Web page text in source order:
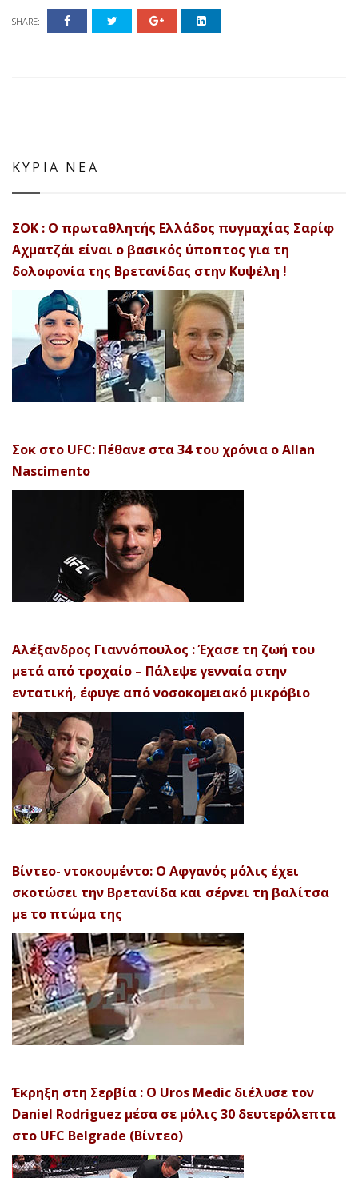
SHARE:
ΚΥΡΙΑ ΝΕΑ
ΣΟΚ : Ο πρωταθλητής Ελλάδος πυγμαχίας Σαρίφ
Αχματζάι είναι ο βασικός ύποπτος για τη
δολοφονία της Βρετανίδας στην Κυψέλη !
Σοκ στο UFC: Πέθανε στα 34 του χρόνια ο Allan
Nascimento
Αλέξανδρος Γιαννόπουλος : Έχασε τη ζωή του
μετά από τροχαίο – Πάλεψε γενναία στην
εντατική, έφυγε από νοσοκομειακό μικρόβιο
Βίντεο- ντοκουμέντο: Ο Αφγανός μόλις έχει
σκοτώσει την Βρετανίδα και σέρνει τη βαλίτσα
με το πτώμα της
Έκρηξη στη Σερβία : Ο Uros Medic διέλυσε τον
Daniel Rodriguez μέσα σε μόλις 30 δευτερόλεπτα
στο UFC Belgrade (Βίντεο)